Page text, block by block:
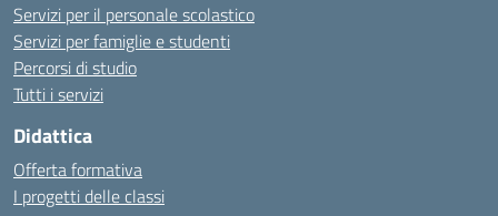
Servizi per il personale scolastico
Servizi per famiglie e studenti
Percorsi di studio
Tutti i servizi
Didattica
Offerta formativa
I progetti delle classi